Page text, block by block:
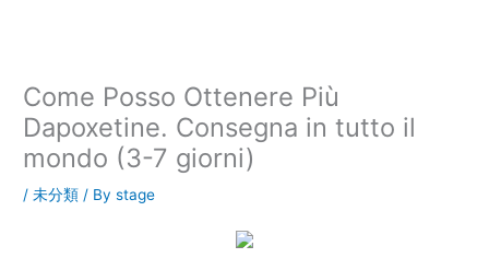
Come Posso Ottenere Più
Dapoxetine. Consegna in tutto il
mondo (3-7 giorni)
/未分類 / Bystage